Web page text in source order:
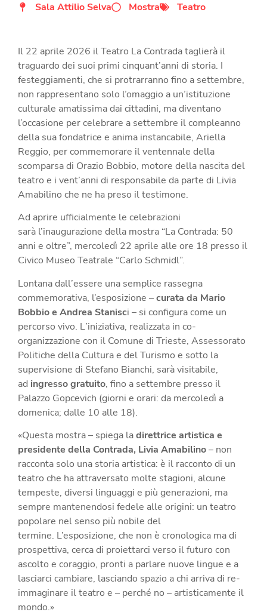
Sala Attilio Selva
Mostra Teatro
Il 22 aprile 2026 il Teatro La Contrada taglierà il
traguardo dei suoi primi cinquant’anni di storia. I
festeggiamenti, che si protrarranno fino a settembre,
non rappresentano solo l’omaggio a un’istituzione
culturale amatissima dai cittadini, ma diventano
l’occasione per celebrare a settembre il compleanno
della sua fondatrice e anima instancabile, Ariella
Reggio, per commemorare il ventennale della
scomparsa di Orazio Bobbio, motore della nascita del
teatro e i vent’anni di responsabile da parte di Livia
Amabilino che ne ha preso il testimone.
Ad aprire ufficialmente le celebrazioni
sarà l’inaugurazione della mostra “La Contrada: 50
anni e oltre”, mercoledì 22 aprile alle ore 18 presso il
Civico Museo Teatrale “Carlo Schmidl”.
Lontana dall’essere una semplice rassegna
commemorativa, l’esposizione –curata da Mario
Bobbio e Andrea Stanisci – si configura come un
percorso vivo. L’iniziativa, realizzata in co-
organizzazione con il Comune di Trieste, Assessorato
Politiche della Cultura e del Turismo e sotto la
supervisione di Stefano Bianchi, saràvisitabile,
ad ingresso gratuito, fino a settembre presso il
Palazzo Gopcevich (giorni e orari: da mercoledì a
domenica; dalle 10 alle 18).
«Questa mostra – spiega ladirettrice artistica e
presidente della Contrada, Livia Amabilino– non
racconta solo una storia artistica: è il racconto di un
teatro che ha attraversato molte stagioni, alcune
tempeste, diversi linguaggi e più generazioni, ma
sempre mantenendosi fedele alle origini: un teatro
popolare nel senso più nobile del
termine. L’esposizione, che non è cronologica ma di
prospettiva, cerca di proiettarci verso il futuro con
ascolto e coraggio, pronti a parlare nuove lingue e a
lasciarci cambiare, lasciando spazio a chi arriva di re-
immaginare il teatro e – perché no – artisticamente il
mondo.»